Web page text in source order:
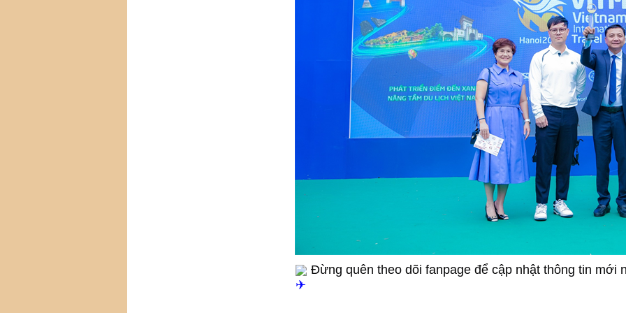
Đừng quên theo dõi fanpage để cập nhật thông tin mới